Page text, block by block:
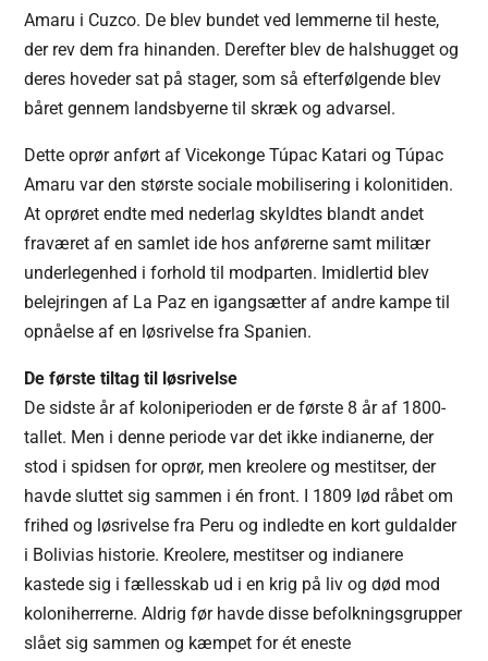
Amaru i Cuzco. De blev bundet ved lemmerne til heste,
der rev dem fra hinanden. Derefter blev de halshugget og
deres hoveder sat på stager, som så efterfølgende blev
båret gennem landsbyerne til skræk og advarsel.
Dette oprør anført af Vicekonge Túpac Katari og Túpac
Amaru var den største sociale mobilisering i kolonitiden.
At oprøret endte med nederlag skyldtes blandt andet
fraværet af en samlet ide hos anførerne samt militær
underlegenhed i forhold til modparten. Imidlertid blev
belejringen af La Paz en igangsætter af andre kampe til
opnåelse af en løsrivelse fra Spanien.
De første tiltag til løsrivelse
De sidste år af koloniperioden er de første 8 år af 1800-
tallet. Men i denne periode var det ikke indianerne, der
stod i spidsen for oprør, men kreolere og mestitser, der
havde sluttet sig sammen i én front. I 1809 lød råbet om
frihed og løsrivelse fra Peru og indledte en kort guldalder
i Bolivias historie. Kreolere, mestitser og indianere
kastede sig i fællesskab ud i en krig på liv og død mod
koloniherrerne. Aldrig før havde disse befolkningsgrupper
slået sig sammen og kæmpet for ét eneste